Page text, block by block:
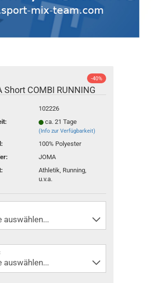
-40%
Short COMBI RUNNING
102226
ca. 21 Tage
(Info zur Verfügbarkeit)
100% Polyester
JOMA
Athletik, Running,
u.v.a.